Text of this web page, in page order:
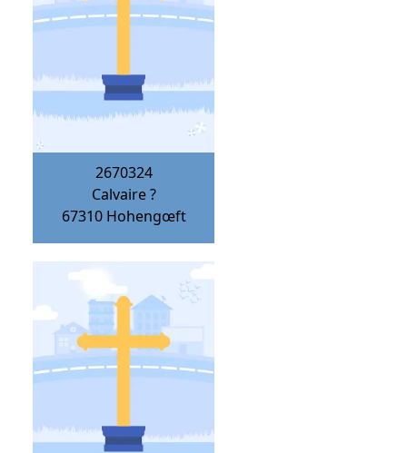
2670324
Calvaire ?
67310 Hohengœft